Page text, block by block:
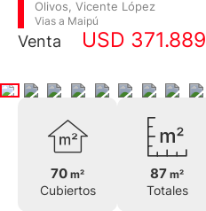
Olivos Vicente López
Vias a Maipú
Venta USD 371.889
70m²
Cubiertos
87m²
Totales